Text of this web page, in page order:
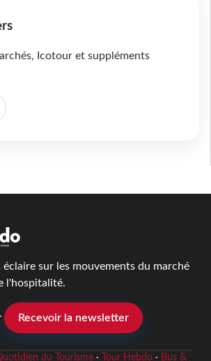
Icotour et suppléments
éclaire sur les mouvements du marché
l'hospitalité.
Recevoir la newsletter
du Tourisme· Tour Hebdo· Bus &